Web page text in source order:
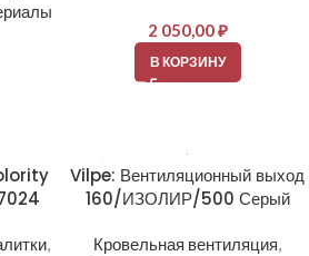
2 050,00₽
В КОРЗИНУ
,
Vilpe: Вентиляционный выход
160/ИЗОЛИР/500 Серый
Кровельная вентиляция,